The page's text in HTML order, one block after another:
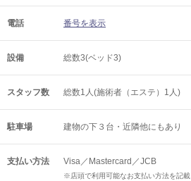
電話 番号を表示
設備 総数3(ベッド3)
スタッフ数 総数1人(施術者（エステ）1人)
駐車場 建物の下３台・近隣他にもあり
支払い方法 Visa／Mastercard／JCB
※店頭で利用可能なお支払い方法を記